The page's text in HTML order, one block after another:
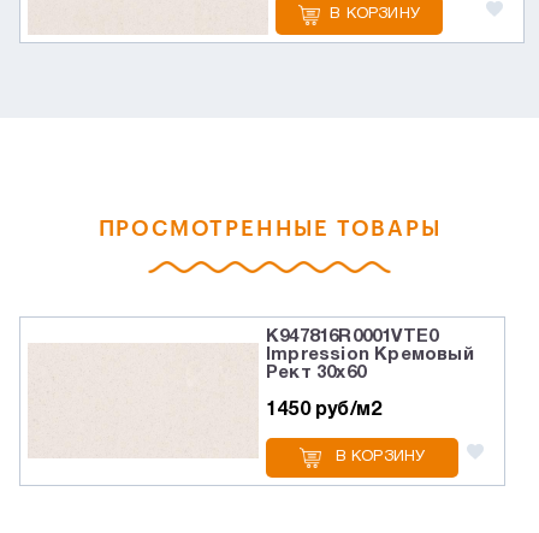
В КОРЗИНУ
ПРОСМОТРЕННЫЕ ТОВАРЫ
K947816R0001VTE0
Impression Кремовый
Рект 30x60
1450 руб/м2
В КОРЗИНУ